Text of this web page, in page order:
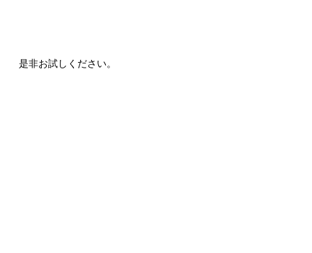
是非お試しください。